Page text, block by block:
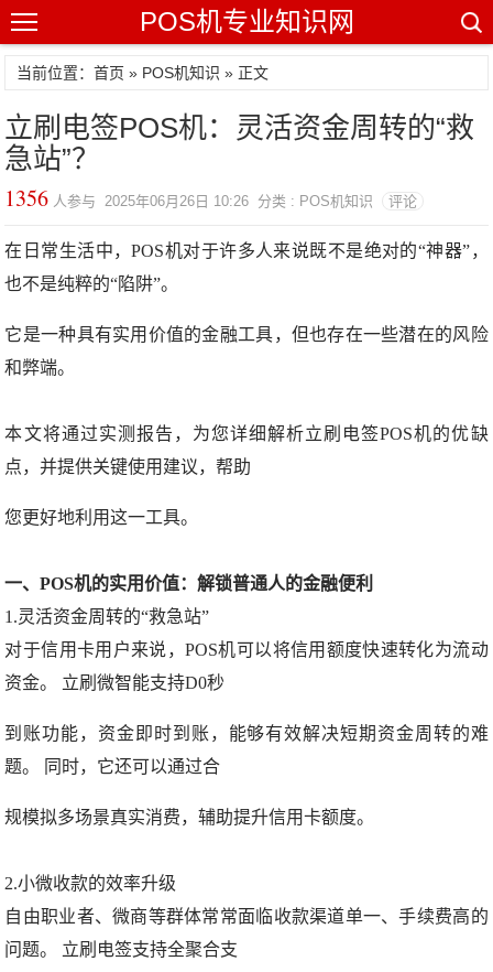
POS机专业知识网
当前位置：首页 » POS机知识 » 正文
立刷电签POS机：灵活资金周转的“救
急站”？
1356 人参与 2025年06月26日 10:26 分类 : POS机知识 评论
在日常生活中，POS机对于许多人来说既不是绝对的“神器”，
也不是纯粹的“陷阱”。
它是一种具有实用价值的金融工具，但也存在一些潜在的风险
和弊端。
本文将通过实测报告，为您详细解析立刷电签POS机的优缺
点，并提供关键使用建议，帮助
您更好地利用这一工具。
一、POS机的实用价值：解锁普通人的金融便利
1.灵活资金周转的“救急站”
对于信用卡用户来说，POS机可以将信用额度快速转化为流动
资金。 立刷微智能支持D0秒
到账功能，资金即时到账，能够有效解决短期资金周转的难
题。 同时，它还可以通过合
规模拟多场景真实消费，辅助提升信用卡额度。
2.小微收款的效率升级
自由职业者、微商等群体常常面临收款渠道单一、手续费高的
问题。 立刷电签支持全聚合支